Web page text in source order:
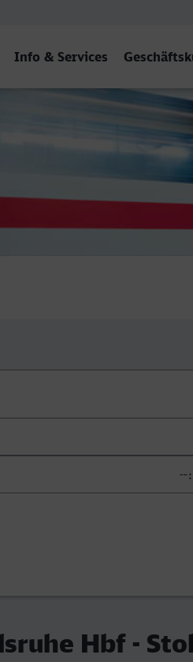
Info & Services
(Rheinl)
Hbf -